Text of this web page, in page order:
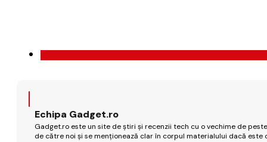
Echipa Gadget.ro
Gadget.ro este un site de știri și recenzii tech cu o vechime de
de către noi și se menționează clar în corpul materialului dacă este